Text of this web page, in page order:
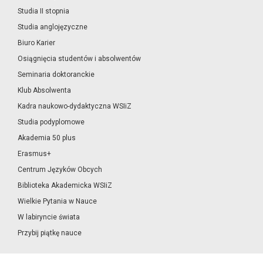
Studia II stopnia
Studia anglojęzyczne
Biuro Karier
Osiągnięcia studentów i absolwentów
Seminaria doktoranckie
Klub Absolwenta
Kadra naukowo-dydaktyczna WSIiZ
Studia podyplomowe
Akademia 50 plus
Erasmus+
Centrum Języków Obcych
Biblioteka Akademicka WSIiZ
Wielkie Pytania w Nauce
W labiryncie świata
Przybij piątkę nauce